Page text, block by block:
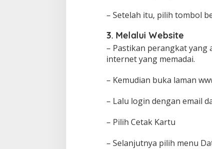
– Setelah itu, pilih tombol
3. Melalui Website
– Pastikan perangkat
internet yang memadai.
– Kemudian buka laman
– Lalu login dengan email
– Pilih Cetak Kartu
– Selanjutnya pilih menu